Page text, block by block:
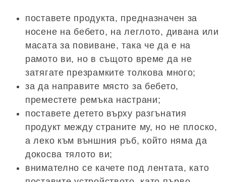
поставете продукта, предназначен за
носене на бебето, на леглото, дивана или
масата за повиване, така че да е на
рамото ви, но в същото време да не
затягате презрамките толкова много;
за да направите място за бебето,
преместете ремъка настрани;
поставете детето върху разгънатия
продукт между страните му, но не плоско,
а леко към външния ръб, който няма да
докосва тялото ви;
внимателно се качете под лентата, като